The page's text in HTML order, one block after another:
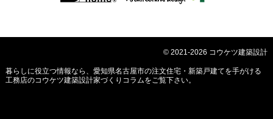
© 2021-2026 コウケツ建築設計
暮らしに役立つ情報なら、 愛知県名古屋市の注文住宅・新築戸建てを手がける
工務店のコウケツ建築設計家づくりコラムをご覧下さい。